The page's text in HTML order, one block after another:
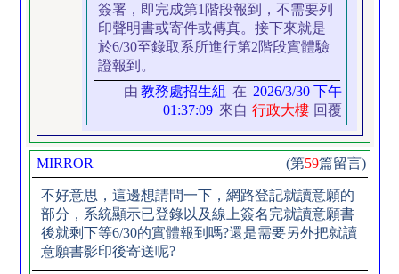
簽署，即完成第1階段報到，不需要列
印聲明書或寄件或傳真。接下來就是
於6/30至錄取系所進行第2階段實體驗
證報到。
由 教務處招生組 在 2026/3/30 下午
01:37:09 來自 行政大樓 回覆
MIRROR (第59篇留言)
不好意思，這邊想請問一下，網路登記就讀意願的
部分，系統顯示已登錄以及線上簽名完就讀意願書
後就剩下等6/30的實體報到嗎?還是需要另外把就讀
意願書影印後寄送呢?